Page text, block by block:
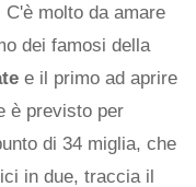
molto da amare
dei famosi della
e il primo ad aprire
è previsto per
di 34 miglia, che
in due, traccia il